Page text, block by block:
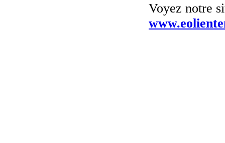
Voyez notre